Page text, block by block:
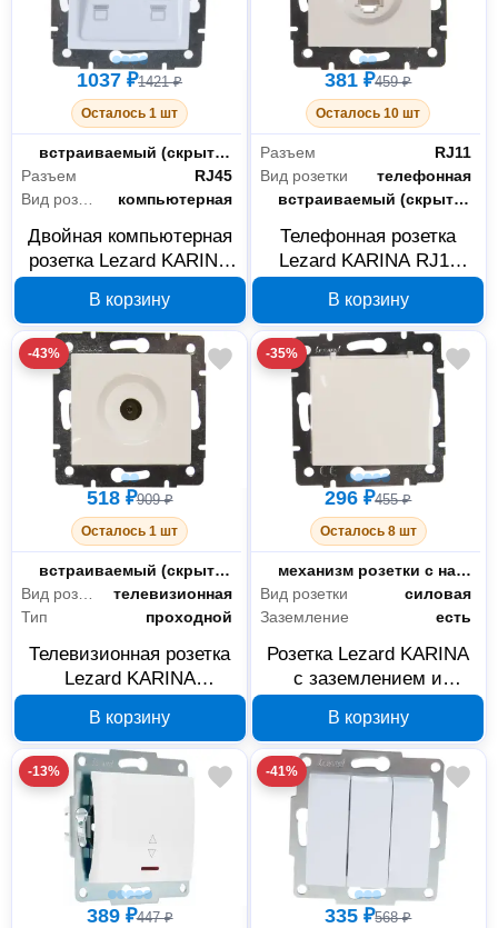
1037 ₽1421 ₽
Осталось 1 шт
Монтаж
встраиваемый (скрытый)
Разъем
RJ45
компьютерная
Двойная компьютерная
розетка Lezard KARINA
141
В корзину
381 ₽459 ₽
Осталось 10 шт
Разъем
RJ11
Вид розетки
телефонная
Монтаж
встраиваемый (скрытый)
Телефонная розетка
Lezard KARINA RJ11
В корзину
-43%
518 ₽909 ₽
Осталось 1 шт
Монтаж
встраиваемый (скрытый)
телевизионная
Тип
проходной
Телевизионная розетка
Lezard KARINA
В корзину
-35%
296 ₽455 ₽
Осталось 8 шт
Тип комплектации
механизм розетки с накладкой
Вид розетки
силовая
Заземление
есть
Розетка Lezard KARINA
с заземлением и
707-0288-123B
В корзину
-13%
389 ₽447 ₽
-41%
335 ₽568 ₽